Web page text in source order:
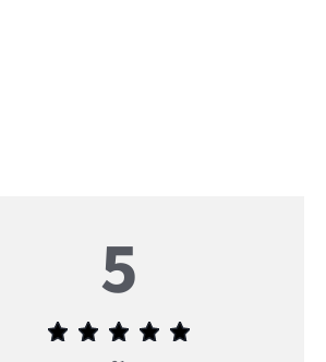
5
Átlagos